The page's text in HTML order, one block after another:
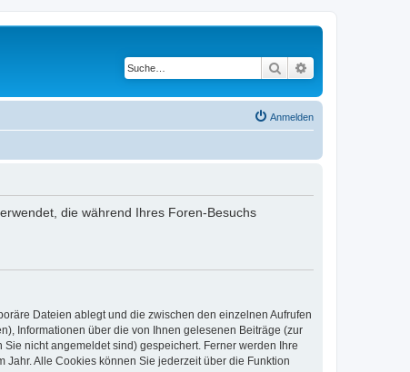
Suche
Anmelden
die während Ihres Foren-Besuchs
Dateien ablegt und die zwischen den einzelnen Aufrufen
Informationen über die von Ihnen gelesenen Beiträge (zur
nicht angemeldet sind) gespeichert. Ferner werden Ihre
Alle Cookies können Sie jederzeit über die Funktion